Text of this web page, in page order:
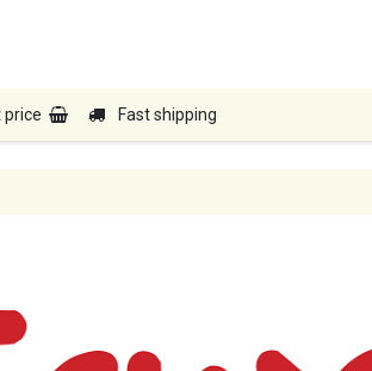
price Fast shipping